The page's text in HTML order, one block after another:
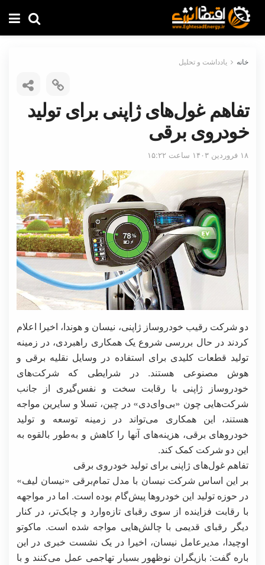
خانه یادداشت و تحلیل
تفاهم غول‌های ژاپنی برای تولید
خودروی برقی
۱۸ فروردین ۱۴۰۳ ساعت ۱۵:۲۲
دو شرکت رقیب خودروساز ژاپنی، نیسان و هوندا، اخیرا اعلام
کردند در حال بررسی شروع یک همکاری راهبردی، در زمینه
تولید قطعات کلیدی برای استفاده در وسایل نقلیه برقی و
هوش مصنوعی هستند. در شرایطی که شرکت‌های
خودروساز ژاپنی با رقابت سخت و نفس‌گیری از جانب
شرکت‌هایی چون «بی‌وای‌دی» در چین، تسلا و سایرین مواجه
هستند، این همکاری می‌تواند در زمینه توسعه و تولید
خودروهای برقی، هزینه‌های آنها را کاهش و به‌طور بالقوه به
این دو شرکت کمک کند.
تفاهم غول‌های ژاپنی برای تولید خودروی برقی
بر این اساس شرکت نیسان با مدل تمام‌برقی «نیسان لیف»
در حوزه تولید این خودرو‌ها پیش‌گام بوده است. اما در مواجهه
با رقابت فزاینده از سوی رقبای تازه‌وارد و چابک‌تر، در کنار
دیگر رقبای قدیمی با چالش‌هایی مواجه شده است. ماکوتو
اوچیدا، مدیرعامل نیسان، اخیرا در یک نشست خبری در این
باره گفت: بازیگران نوظهور بسیار تهاجمی عمل می‌کنند و با